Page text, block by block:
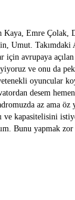
Kaya, Emre
Umut.
avrupaya
ve onu da
oyuncular
desem
az ama
ve kapasitelisini
Bunu yapmak zor